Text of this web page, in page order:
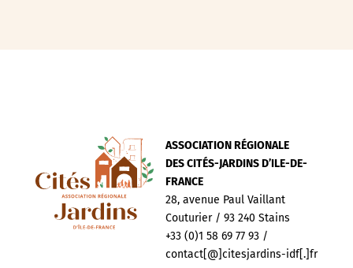
ASSOCIATION RÉGIONALE
DES CITÉS-JARDINS D’ILE-DE-
FRANCE
28, avenue Paul Vaillant
Couturier / 93 240 Stains
+33 (0)1 58 69 77 93 /
contact[@]citesjardins-idf[.]fr